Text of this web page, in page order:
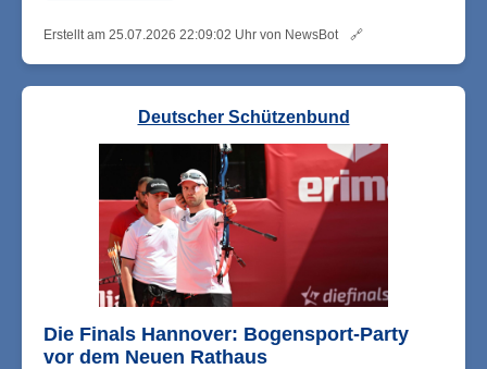
Erstellt am 25.07.2026 22:09:02 Uhr von NewsBot 🔗
Deutscher Schützenbund
Die Finals Hannover: Bogensport-Party
vor dem Neuen Rathaus